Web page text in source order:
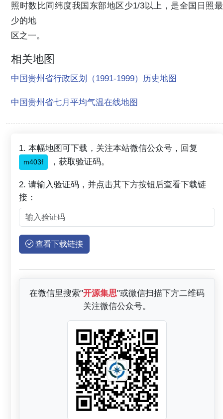
照时数比同纬度我国东部地区少1/3以上，是全国日照最
少的地
区之一。
相关地图
中国贵州省行政区划（1991-1999）历史地图
中国贵州省七月平均气温在线地图
1. 本幅地图可下载，关注本站微信公众号，回复
m403f ，获取验证码。
2. 请输入验证码，并点击其下方按钮后查看下载链
接：
查看下载链接
在微信里搜索"开源集思"或微信扫描下方二维码
关注微信公众号。